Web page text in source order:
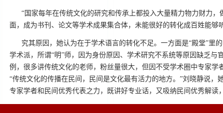
“国家每年在传统文化的研究和传承上都投入大量精力物力财力
面，成为书刊、论文等学术成果集合体，未能很好的转化成百姓能够
究其原因，她认为在于学术语言的转化不足。一方面是“殿堂”里
学术派，所谓“明”师，因为身份原因、学术研究不系统等原因缺乏
例，很多讲传统文化的老师，粉丝量很大，但因不受学术圈中专家
“传统文化的传播在民间，民间是文化最有活力的地方。”刘晓静说
专家学者和民间优秀代表之力，既讲好专业话，又吸纳民间优秀解